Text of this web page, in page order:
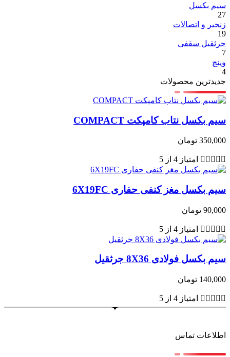
سیم بکسل
27
زنجیر و اتصالات
19
جرثقیل سقفی
7
وینچ
4
جدیدترین محصولات
سیم بکسل نتاب کامپکت COMPACT
350,000 تومان
     امتیاز 4 از 5
سیم بکسل مغز کنفی حفاری 6X19FC
90,000 تومان
     امتیاز 4 از 5
سیم بکسل فولادی 8X36 جرثقیل
140,000 تومان
     امتیاز 4 از 5
اطلاعات تماس